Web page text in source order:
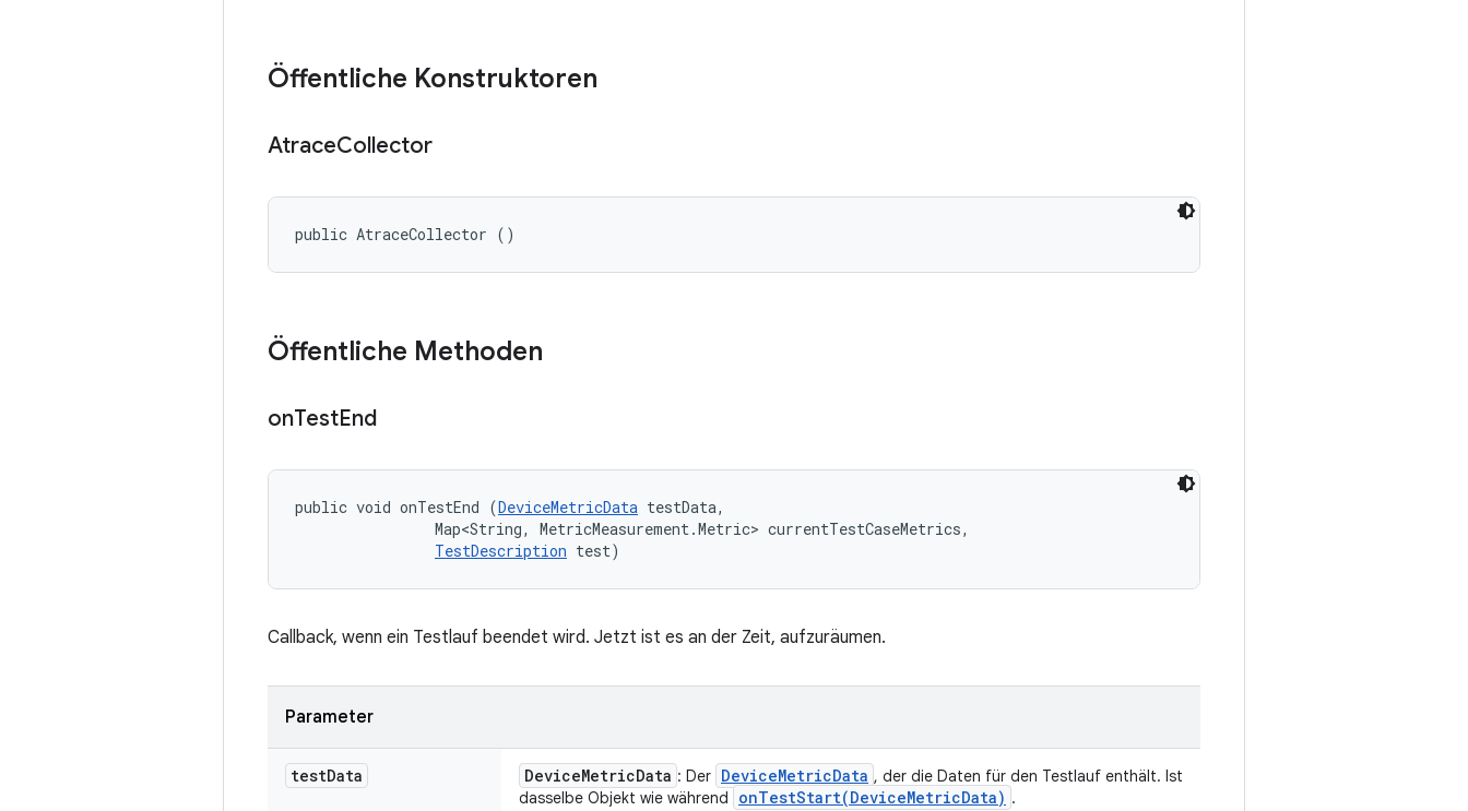
Öffentliche Konstruktoren
AtraceCollector
public AtraceCollector ()
Öffentliche Methoden
onTestEnd
public void onTestEnd (DeviceMetricData testData,
                Map<String, MetricMeasurement.Metric> currentTestCaseMetrics,
TestDescription test)
Callback, wenn ein Testlauf beendet wird. Jetzt ist es an der Zeit, aufzuräumen.
Parameter
testData DeviceMetricData : Der DeviceMetricData , der die Daten für den Testlauf enthält. Ist
dasselbe Objekt wie während
onTestStart(DeviceMetricData) .